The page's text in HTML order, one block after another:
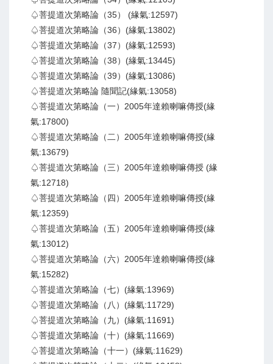
♤菩提道次第略論（35） (緣氣:12597)
♤菩提道次第略論（36）(緣氣:13802)
♤菩提道次第略論（37）(緣氣:12593)
♤菩提道次第略論（38）(緣氣:13445)
♤菩提道次第略論（39）(緣氣:13086)
♤菩提道次第略論 隨聞記(緣氣:13058)
♤菩提道次第略論（一）2005年達賴喇嘛傳授(緣
氣:17800)
♤菩提道次第略論（二）2005年達賴喇嘛傳授(緣
氣:13679)
♤菩提道次第略論（三）2005年達賴喇嘛傳授 (緣
氣:12718)
♤菩提道次第略論（四）2005年達賴喇嘛傳授(緣
氣:12359)
♤菩提道次第略論（五）2005年達賴喇嘛傳授(緣
氣:13012)
♤菩提道次第略論（六）2005年達賴喇嘛傳授(緣
氣:15282)
♤菩提道次第略論（七）(緣氣:13969)
♤菩提道次第略論（八）(緣氣:11729)
♤菩提道次第略論（九）(緣氣:11691)
♤菩提道次第略論（十）(緣氣:11669)
♤菩提道次第略論（十一）(緣氣:11629)